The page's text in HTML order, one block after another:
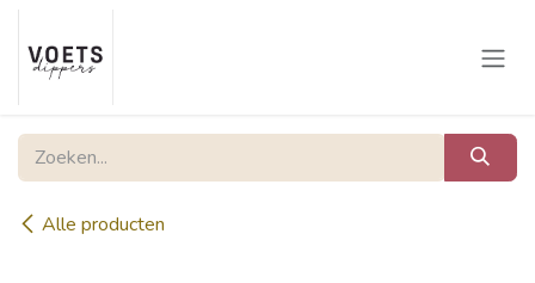
Overslaan naar inhoud
Alle producten